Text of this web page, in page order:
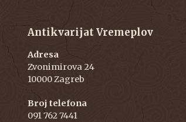
Antikvarijat Vremeplov
Adresa
Zvonimirova 24
10000 Zagreb
Broj telefona
091 762 7441